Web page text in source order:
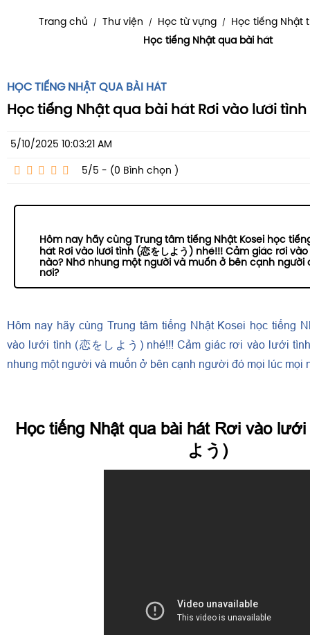
Trang chủ / Thư viện / Học từ vựng /
Học tiếng Nhật
Học tiếng Nhật qua bài hát
HỌC TIẾNG NHẬT QUA BÀI HÁT
Học tiếng Nhật qua bài hát Rơi vào lưới tình
5/10/2025 10:03:21 AM
5/5 - (0 Bình chọn )
Hôm nay hãy cùng Trung tâm tiếng Nhật Kosei học
hát Rơi vào lưới tình (恋をしよう) nhé!!! Cảm giác rơi
nào? Nhớ nhung một người và muốn ở bên cạnh người
nơi?
Hôm nay hãy cùng Trung tâm tiếng Nhật Kosei học tiếng
vào lưới tình (恋をしよう) nhé!!! Cảm giác rơi vào lưới
nhung một người và muốn ở bên cạnh người đó mọi lúc mọi
Học tiếng Nhật qua bài hát Rơi vào
よう)